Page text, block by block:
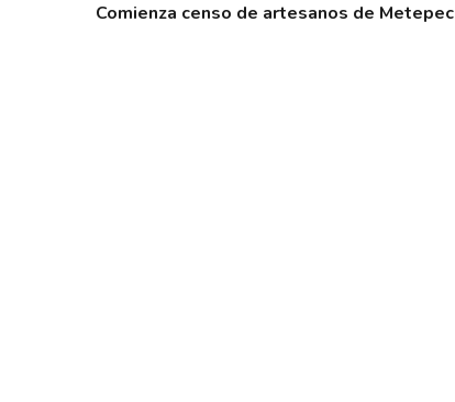
Comienza censo de artesanos de Metepec